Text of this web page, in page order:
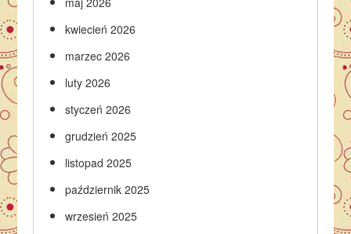
kwiecień 2026
marzec 2026
luty 2026
styczeń 2026
grudzień 2025
listopad 2025
październik 2025
wrzesień 2025